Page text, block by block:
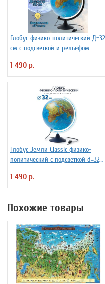
Глобус физико-политический Д=32
см с подсветкой и рельефом
1 490 р.
Глобус Земли Classic физико-
политический с подсветкой d=32
1 490 р.
Похожие товары